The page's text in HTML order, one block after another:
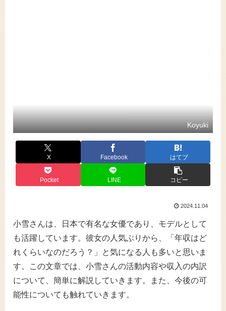
Koyuki
X Facebook はてブ
Pocket LINE コピー
2024.11.04
小雪さんは、日本で有名な女優であり、モデルとして
も活躍しています。彼女の人気ぶりから、「年収はど
れくらいなのだろう？」と気になる人も多いと思いま
す。この文章では、小雪さんの活動内容や収入の内訳
について、簡単に解説していきます。また、今後の可
能性についても触れていきます。